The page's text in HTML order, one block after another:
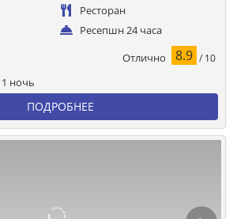
Ресторан
Ресепшн 24 часа
Отлично 8.9 / 10
1 ночь
ПОДРОБНЕЕ